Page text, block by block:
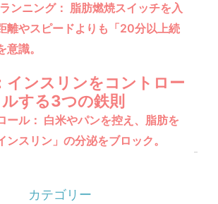
ンニング： 脂肪燃焼スイッチを入
離やスピードよりも「20分以上続
識。
インスリンをコントロー
ルする3つの鉄則
ール： 白米やパンを控え、脂肪を
ンスリン」の分泌をブロック。
、代謝をキープして痩せやすい身
ダイエット中のコンビ
ニ食品！オススメ10
選！
カテゴリー